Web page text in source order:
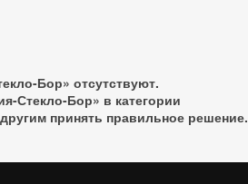
Бор» отсутствуют.
Стекло-Бор» в категории
принять правильное решение.